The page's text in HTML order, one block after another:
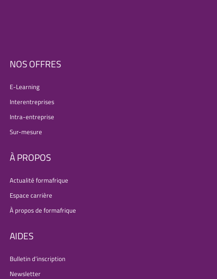
NOS OFFRES
E-Learning
Interentreprises
Intra-entreprise
Sur-mesure
À PROPOS
Actualité formafrique
Espace carrière
À propos de formafrique
AIDES
Bulletin d’inscription
Newsletter